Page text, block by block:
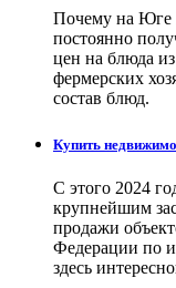
Почему на Юге
постоянно
цен на блюда
фермерских
состав блюд.
Купить
С этого 2024
крупнейшим
продажи
Федерации по
здесь